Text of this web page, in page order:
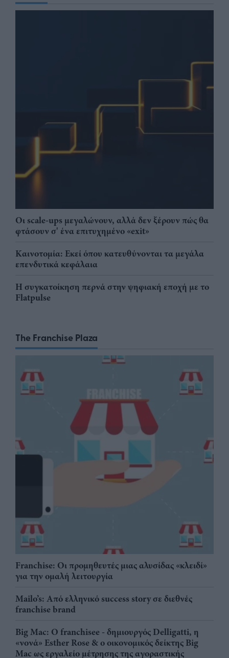
Οι scale-ups μεγαλώνουν, αλλά δεν ξέρουν πώς θα
φτάσουν σ' ένα επιτυχημένο «exit»
Καινοτομία: Εκεί όπου κατευθύνονται τα μεγάλα
επενδυτικά κεφάλαια
Η συγκατοίκηση περνά στην ψηφιακή εποχή με το
Flatpulse
The Franchise Plaza
Franchise: Οι προμηθευτές μιας αλυσίδας «κλειδί»
για την ομαλή λειτουργία
Mailo’s: Από ελληνικό success story σε διεθνές
franchise brand
Big Mac: Ο franchisee - δημιουργός Delligatti, η
«νονά» Esther Rose & ο οικονομικός δείκτης Big
Mac ως εργαλείο μέτρησης της αγοραστικής